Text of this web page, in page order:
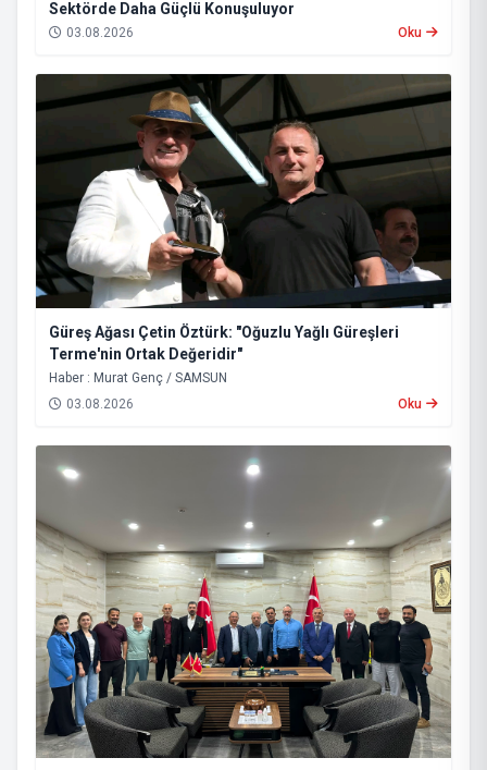
Sektörde Daha Güçlü Konuşuluyor
03.08.2026 Oku
Güreş Ağası Çetin Öztürk: "Oğuzlu Yağlı Güreşleri
Terme'nin Ortak Değeridir"
Haber : Murat Genç / SAMSUN
03.08.2026
Oku